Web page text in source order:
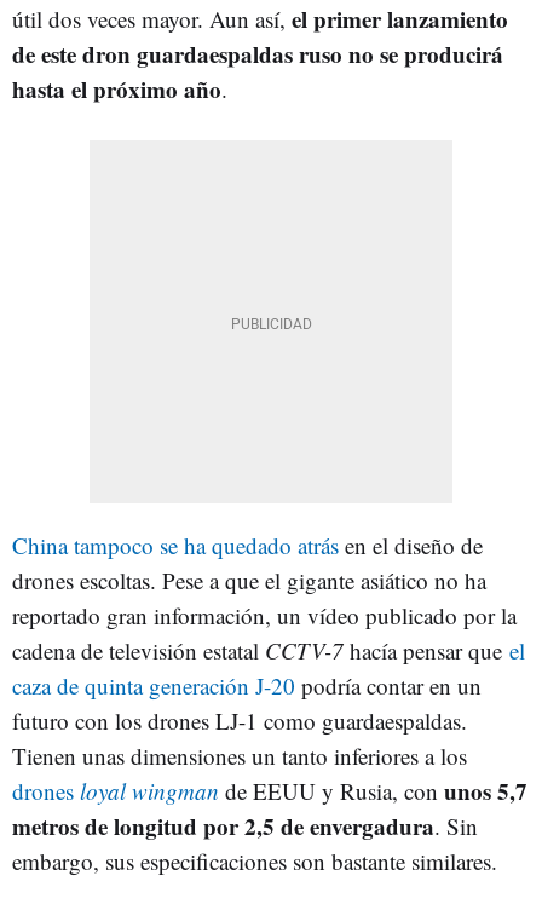
útil dos veces mayor. Aun así, el primer lanzamiento
de este dron guardaespaldas ruso no se producirá
hasta el próximo año.
China tampoco se ha quedado atrás en el diseño de
drones escoltas. Pese a que el gigante asiático no ha
reportado gran información, un vídeo publicado por la
cadena de televisión estatal CCTV-7 hacía pensar que el
caza de quinta generación J-20 podría contar en un
futuro con los drones LJ-1 como guardaespaldas.
Tienen unas dimensiones un tanto inferiores a los
drones loyal wingman de EEUU y Rusia, con unos 5,7
metros de longitud por 2,5 de envergadura. Sin
embargo, sus especificaciones son bastante similares.